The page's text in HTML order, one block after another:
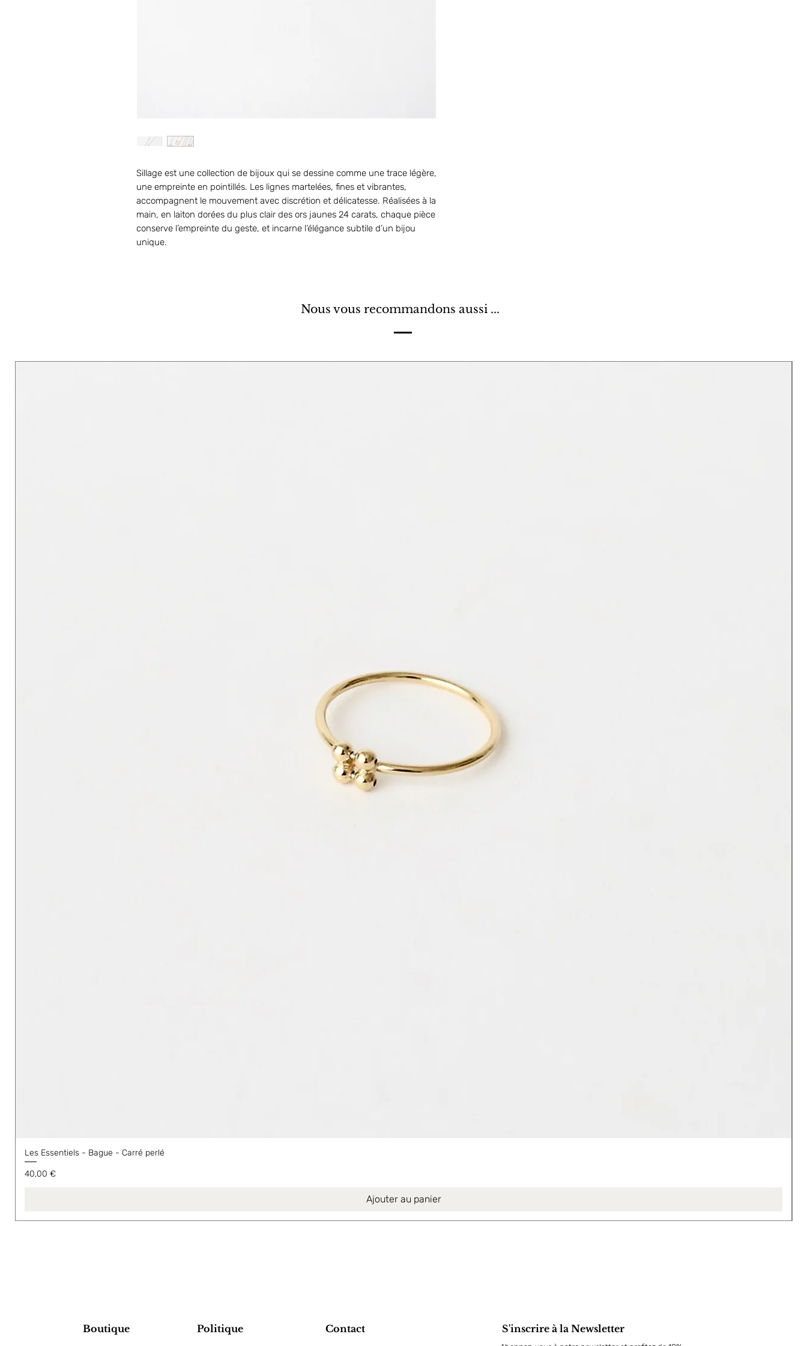
Sillage est une collection de bijoux qui se dessine comme une trace légère,
une empreinte en pointillés. Les lignes martelées, fines et vibrantes,
accompagnent le mouvement avec discrétion et délicatesse. Réalisées à la
main, en laiton dorées du plus clair des ors jaunes 24 carats, chaque pièce
conserve l’empreinte du geste, et incarne l’élégance subtile d’un bijou
unique.
Nous vous recommandons aussi ...
Les Essentiels - Bague - Carré perlé
Prix
40,00 €
Ajouter au panier
Boutique Politique Contact S'inscrire à la Newsletter